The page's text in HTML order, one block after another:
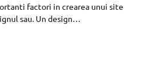
factori in crearea unui site
sau. Un design…